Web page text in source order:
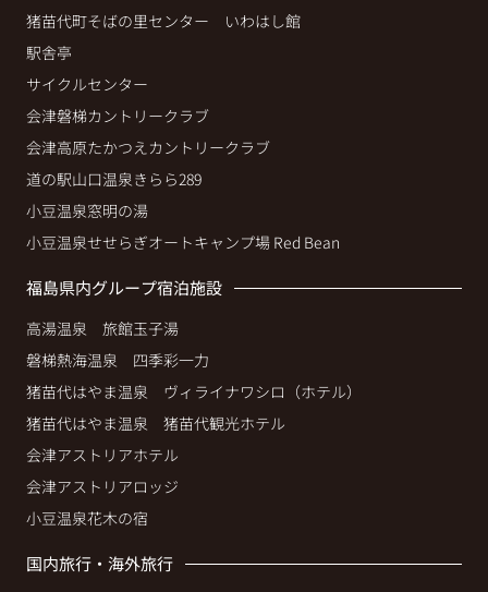
猪苗代町そばの里センター いわはし館
駅舎亭
サイクルセンター
会津磐梯カントリークラブ
会津高原たかつえカントリークラブ
道の駅山口温泉きらら289
小豆温泉窓明の湯
小豆温泉せせらぎオートキャンプ場 Red Bean
福島県内グループ宿泊施設
高湯温泉 旅館玉子湯
磐梯熱海温泉 四季彩一力
猪苗代はやま温泉 ヴィライナワシロ（ホテル）
猪苗代はやま温泉 猪苗代観光ホテル
会津アストリアホテル
会津アストリアロッジ
小豆温泉花木の宿
国内旅行・海外旅行